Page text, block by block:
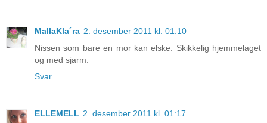
MallaKla´ra 2. desember 2011 kl. 01:10
Nissen som bare en mor kan elske. Skikkelig hjemmelaget
og med sjarm.
Svar
ELLEMELL 2. desember 2011 kl. 01:17